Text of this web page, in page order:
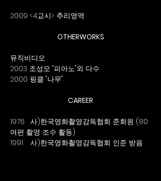
2009 <4교시> 추리영역
OTHERWORKS
뮤직비디오
2003 조성모 "피아노"외 다수
2000 핑클 "나무"
CAREER
1976 	사)한국영화촬영감독협회 준회원 (80
여편 촬영 조수 활동)
1991 	사)한국영화촬영감독협회 인준 받음